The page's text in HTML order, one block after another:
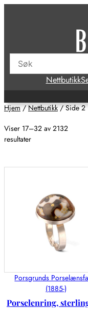
Nettbutikk
Hjem/Nettbutikk/ Side 2
Viser 17–32 av 2132
resultaterSortert
Porsgrunds
(1885-)
Porselenring,